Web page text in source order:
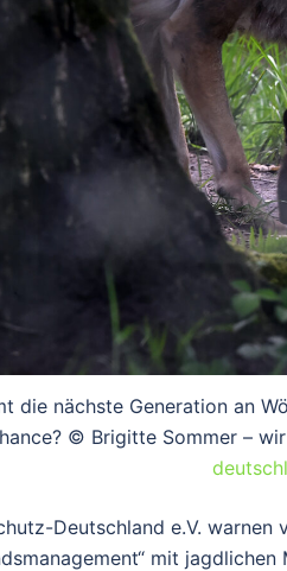
die nächste Generation an
© Brigitte Sommer –
Deutschland e.V.
mit